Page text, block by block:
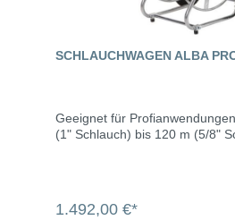
SCHLAUCHWAGEN ALBA
Geeignet für
(1" Schlauch) bis 120 m (5/8"
1.492,00 €*